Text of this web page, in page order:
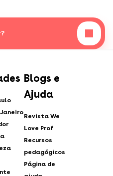
Blogs e
Ajuda
Revista We
Love Prof
Recursos
pedagógicos
Página de